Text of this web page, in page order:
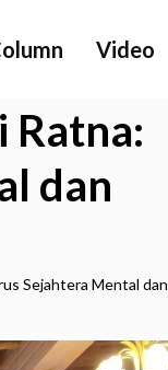
Video
Ratna:
dan
Sejahtera Mental dan